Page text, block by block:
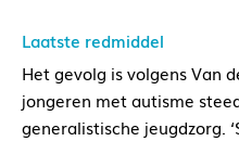
Laatste redmiddel
Het gevolg is volgens Van
jongeren met autisme
generalistische jeugdzorg.